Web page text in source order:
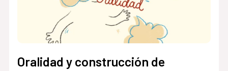
Oralidad y construcción de